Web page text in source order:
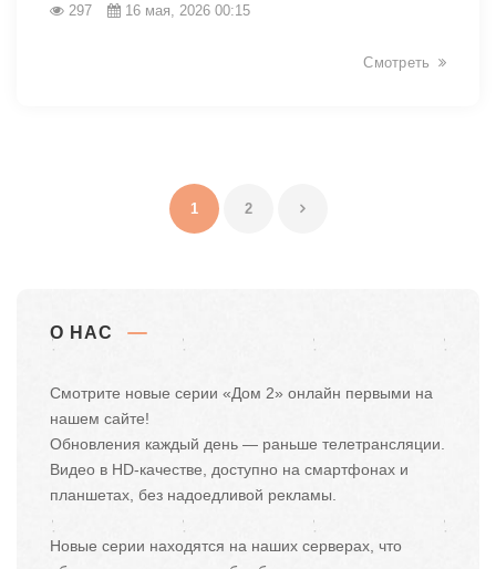
297 16 мая, 2026 00:15
Смотреть
1 2
О НАС
Смотрите новые серии «Дом 2» онлайн первыми на
нашем сайте!
Обновления каждый день — раньше телетрансляции.
Видео в HD-качестве, доступно на смартфонах и
планшетах, без надоедливой рекламы.
Новые серии находятся на наших серверах, что